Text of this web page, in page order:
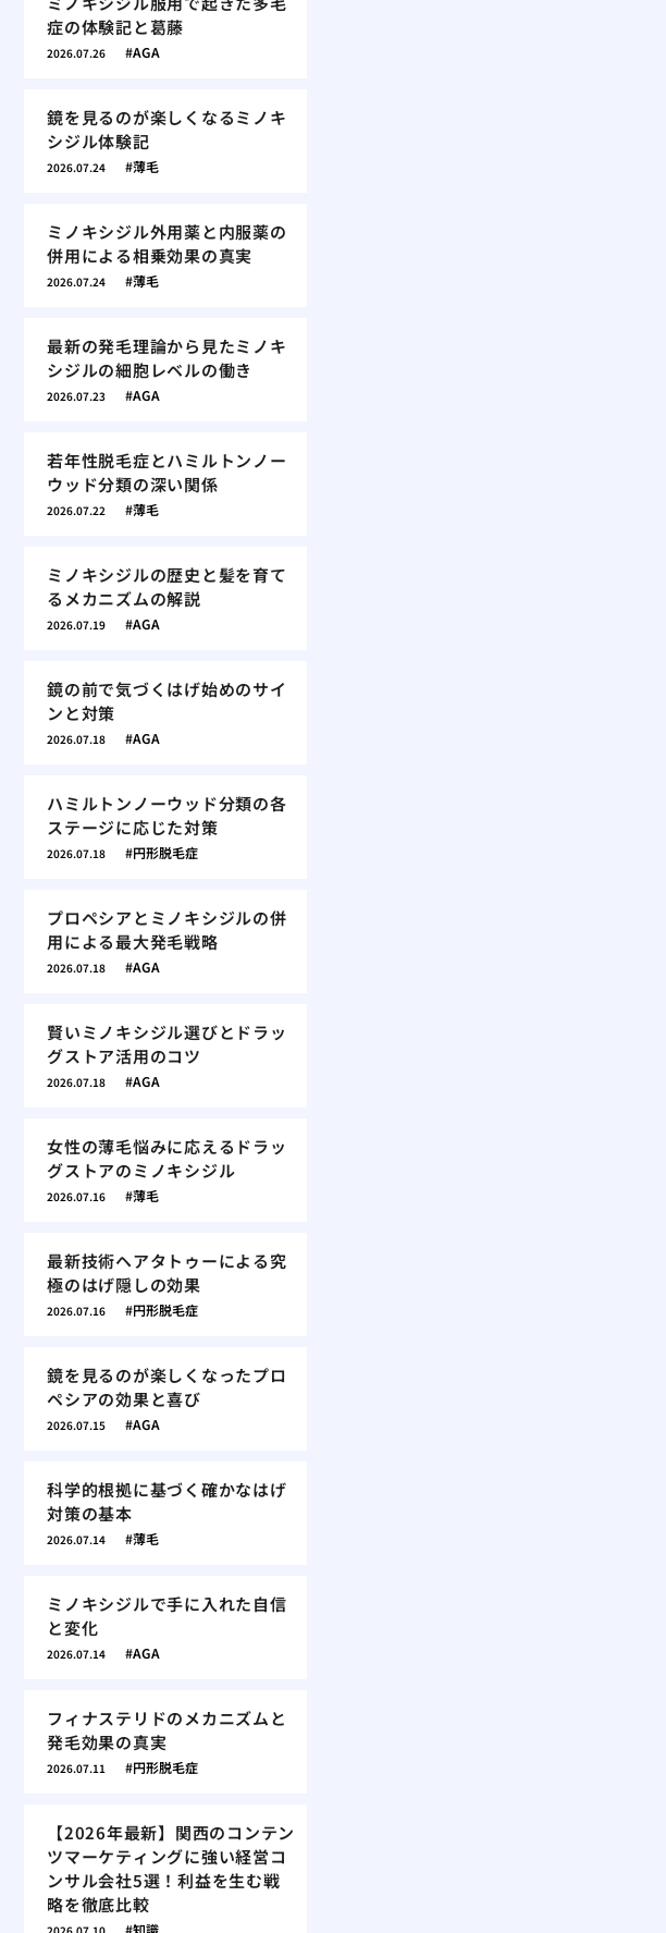
症の体験記と葛藤
2026.07.26 AGA
鏡を見るのが楽しくなるミノキ
シジル体験記
2026.07.24 薄毛
ミノキシジル外用薬と内服薬の
併用による相乗効果の真実
2026.07.24 薄毛
最新の発毛理論から見たミノキ
シジルの細胞レベルの働き
2026.07.23 AGA
若年性脱毛症とハミルトンノー
ウッド分類の深い関係
2026.07.22 薄毛
ミノキシジルの歴史と髪を育て
るメカニズムの解説
2026.07.19 AGA
鏡の前で気づくはげ始めのサイ
ンと対策
2026.07.18 AGA
ハミルトンノーウッド分類の各
ステージに応じた対策
2026.07.18 円形脱毛症
プロペシアとミノキシジルの併
用による最大発毛戦略
2026.07.18 AGA
賢いミノキシジル選びとドラッ
グストア活用のコツ
2026.07.18 AGA
女性の薄毛悩みに応えるドラッ
グストアのミノキシジル
2026.07.16 薄毛
最新技術ヘアタトゥーによる究
極のはげ隠しの効果
2026.07.16 円形脱毛症
鏡を見るのが楽しくなったプロ
ペシアの効果と喜び
2026.07.15 AGA
科学的根拠に基づく確かなはげ
対策の基本
2026.07.14 薄毛
ミノキシジルで手に入れた自信
と変化
2026.07.14 AGA
フィナステリドのメカニズムと
発毛効果の真実
2026.07.11 円形脱毛症
【2026年最新】関西のコンテン
ツマーケティングに強い経営コ
ンサル会社5選！利益を生む戦
略を徹底比較
2026.07.10 知識